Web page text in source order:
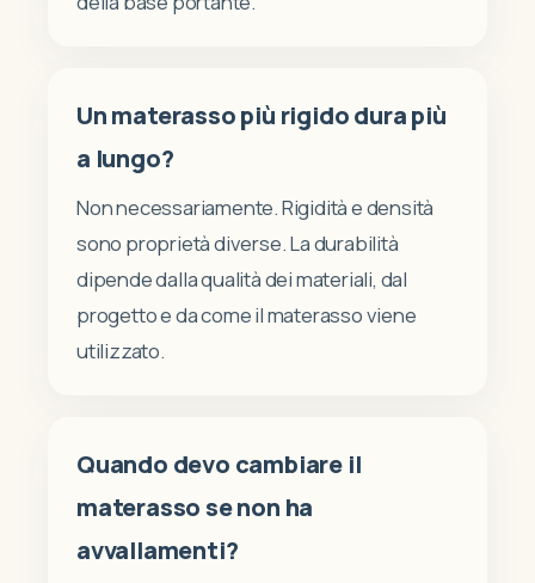
Un materasso più rigido dura più
a lungo?
Non necessariamente. Rigidità e densità
sono proprietà diverse. La durabilità
dipende dalla qualità dei materiali, dal
progetto e da come il materasso viene
utilizzato.
Quando devo cambiare il
materasso se non ha
avvallamenti?